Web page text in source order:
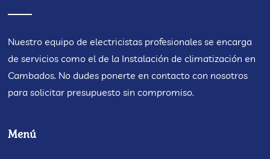
Nuestro equipo de electricistas profesionales se encarga
de servicios como el de la Instalación de climatización en
Cambados. No dudes ponerte en contacto con nosotros
para solicitar presupuesto sin compromiso.
Menú